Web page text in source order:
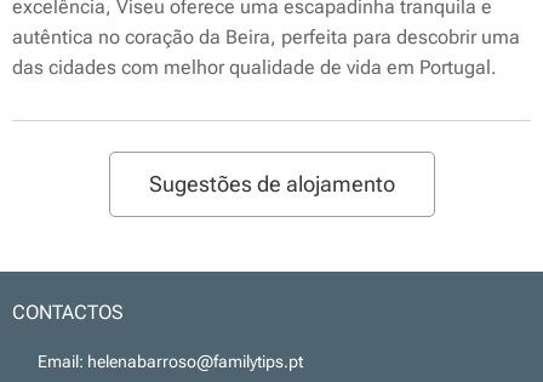
excelência, Viseu oferece uma escapadinha tranquila e
autêntica no coração da Beira, perfeita para descobrir uma
das cidades com melhor qualidade de vida em Portugal.
Sugestões de alojamento
CONTACTOS
📧 Email: helenabarroso@familytips.pt